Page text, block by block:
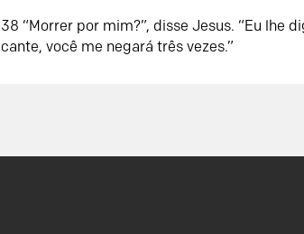
38 “Morrer por mim?”, disse Jesus. “Eu lhe
cante, você me negará três vezes.”